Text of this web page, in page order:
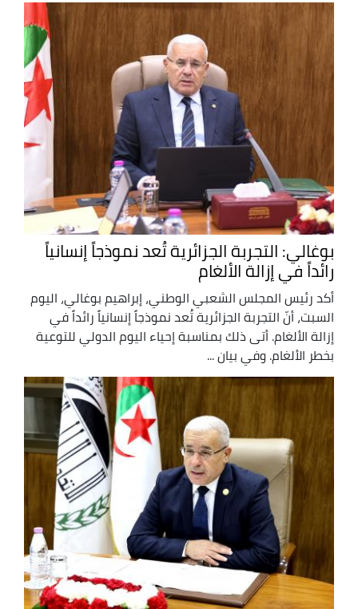
بوغالي: التجربة الجزائرية تُعد نموذجاً إنسانياً
رائداً في إزالة الألغام
أكد رئيس المجلس الشعبي الوطني، إبراهيم بوغالي، اليوم
السبت، أنّ التجربة الجزائرية تُعد نموذجاً إنسانياً رائداً في
إزالة الألغام. أتى ذلك بمناسبة إحياء اليوم الدولي للتوعية
بخطر الألغام. وفي بيان ...